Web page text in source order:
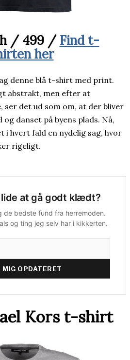
/ 499 / Find t-
her
denne blå t-shirt med print.
abstrakt, men efter at
ser det ud som om, at der bliver
danset på byens plads. Nå,
i hvert fald en nydelig sag, hvor
rigeligt.
lide at gå godt klædt?
de bedste fund fra herremoden.
og ting jeg selv har i kikkerten.
MIG OPDATERET
Kors t-shirt